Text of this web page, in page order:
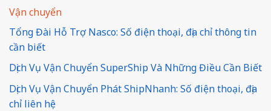
Vận chuyển
Tổng Đài Hỗ Trợ Nasco: Số điện thoại, địa chỉ thông tin
cần biết
Dịch Vụ Vận Chuyển SuperShip Và Những Điều Cần Biết
Dịch Vụ Vận Chuyển Phát ShipNhanh: Số điện thoại, địa
chỉ liên hệ